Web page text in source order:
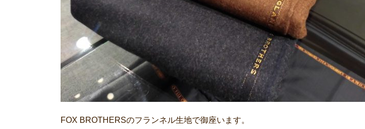
FOX BROTHERSのフランネル生地で御座います。